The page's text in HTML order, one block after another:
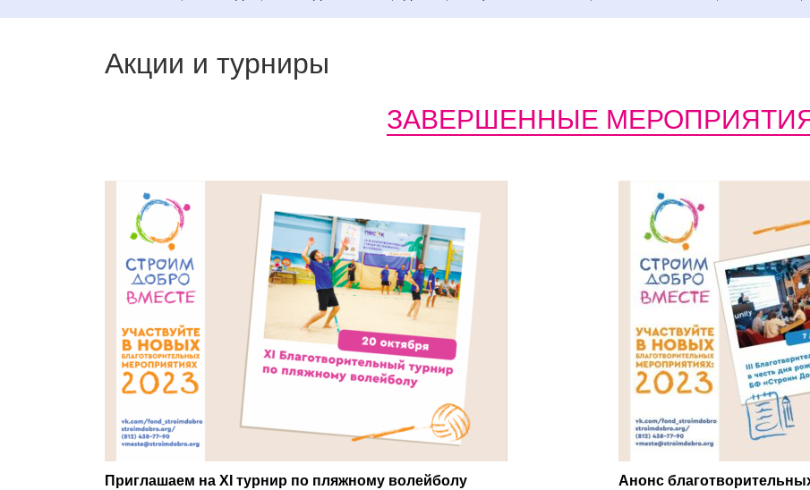
Акции и турниры
ЗАВЕРШЕННЫЕ
Приглашаем на XI турнир по пляжному волейболу Анонс